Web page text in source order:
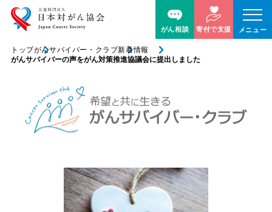
がん相談 寄付で支援 メニュー
トップがんサバイバー・クラブ新着情報
がんサバイバーの声をがん対策推進協議会に提出しました